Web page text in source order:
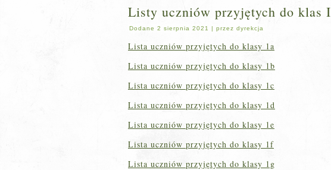
Listy uczniów przyjętych do klas I
Dodane 2 sierpnia 2021 | przez dyrekcja
Lista uczniów przyjętych do klasy 1a
Lista uczniów przyjętych do klasy 1b
Lista uczniów przyjętych do klasy 1c
Lista uczniów przyjętych do klasy 1d
Lista uczniów przyjętych do klasy 1e
Lista uczniów przyjętych do klasy 1f
Lista uczniów przyjętych do klasy 1g